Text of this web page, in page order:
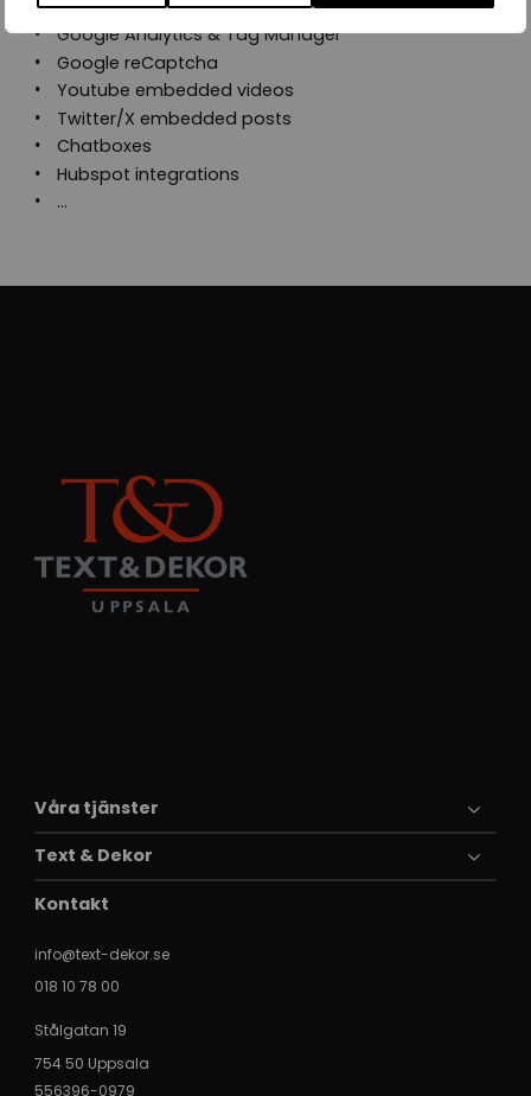
Google Analytics & Tag Manager
Google reCaptcha
Youtube embedded videos
Twitter/X embedded posts
Chatboxes
Hubspot integrations
…
Våra tjänster
Text & Dekor
Kontakt
info@text-dekor.se
018 10 78 00
Stålgatan 19
754 50 Uppsala
556396-0979